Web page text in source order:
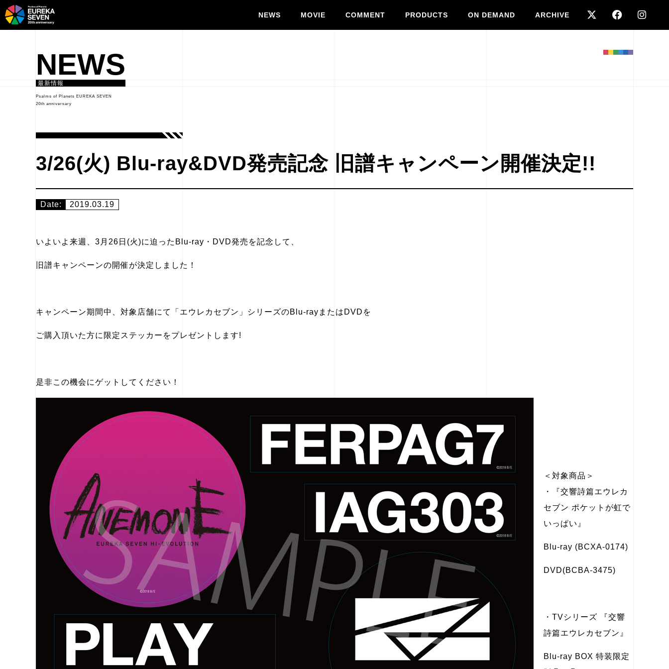
NEWS MOVIE COMMENT PRODUCTS ON DEMAND ARCHIVE
NEWS
最新情報
Psalms of Planets EUREKA SEVEN
20th anniversary
3/26(火) Blu-ray&DVD発売記念 旧譜キャンペーン開催決定!!
Date: 2019.03.19
いよいよ来週、3月26日(火)に迫ったBlu-ray・DVD発売を記念して、
旧譜キャンペーンの開催が決定しました！
キャンペーン期間中、対象店舗にて「エウレカセブン」シリーズのBlu-rayまたはDVDを
ご購入頂いた方に限定ステッカーをプレゼントします!
是非この機会にゲットしてください！
＜対象商品＞
・『交響詩篇エウレカ
セブン ポケットが虹で
いっぱい』
Blu-ray (BCXA-0174)
DVD(BCBA-3475)
・TVシリーズ 『交響
詩篇エウレカセブン』
Blu-ray BOX 特装限定